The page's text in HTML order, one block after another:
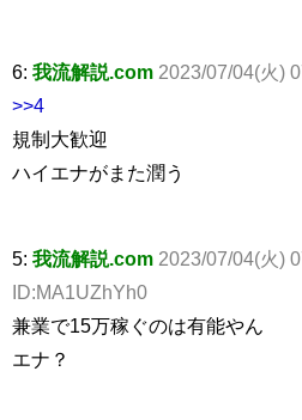
6: 我流解説.com 2023/07/04(火)
>>4
規制大歓迎
ハイエナがまた潤う
5: 我流解説.com 2023/07/04(火)
ID:MA1UZhYh0
兼業で15万稼ぐのは有能やん
エナ？